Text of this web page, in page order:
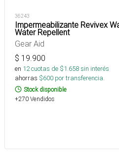
36243
Impermeabilizante Revivex
Water Repellent
Gear Aid
$ 19.900
en 12cuotas de $1.658sin interés
ahorras $600 por transferencia.
Stock disponible
+270 Vendidos